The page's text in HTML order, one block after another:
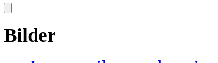
Bilder